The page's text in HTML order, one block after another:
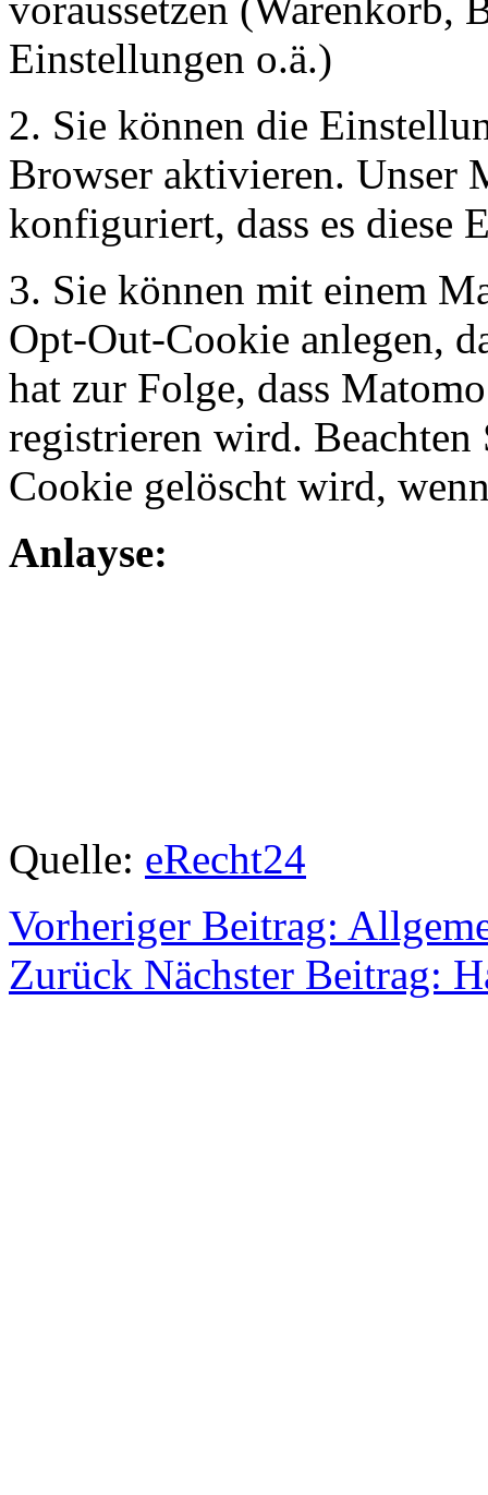
voraussetzen (Warenkorb,
Einstellungen o.ä.)
2. Sie können die
Browser aktivieren. Unser
konfiguriert, dass es diese
3. Sie können mit einem
Opt-Out-Cookie anlegen,
hat zur Folge, dass
registrieren wird. Beachten
Cookie gelöscht wird,
Anlayse:
Quelle: eRecht24
Vorheriger Beitrag:
Zurück Nächster Beitrag: